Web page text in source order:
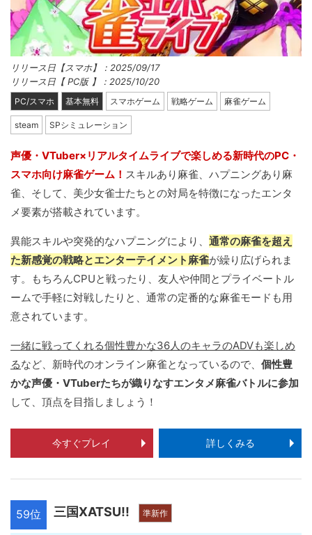
リリース日【スマホ】：2025/09/17
リリース日【 PC版 】：2025/10/20
PC/スマホ 基本無料 スマホゲーム 戦略ゲーム 麻雀ゲーム
steam SPシミュレーション
声優・VTuber×リアルタイムライブで楽しめる新時代のPC・
スマホ向け麻雀ゲーム！ スキルあり麻雀、ハプニングあり麻
雀、そして、美少女雀士たちとの対局を特徴になったエンタ
メ要素が搭載されています。
異能スキルや突発的なハプニングにより、 通常の麻雀を超え
た新感覚の戦略とエンターテイメント麻雀が繰り広げられま
す。もちろんCPUと戦ったり、友人や仲間とプライベートル
ームで手軽に対戦したりと、通常の定番的な麻雀モードも用
意されています。
一緒に戦ってくれる個性豊かな36人のキャラのADVも楽しめ
るなど、新時代のオンライン麻雀となっているので、 個性豊
かな声優・VTuberたちが織りなすエンタメ麻雀バトルに参加
して、頂点を目指しましょう！
今すぐプレイ 詳しくみる
59位 三国XATSU!! 準新作